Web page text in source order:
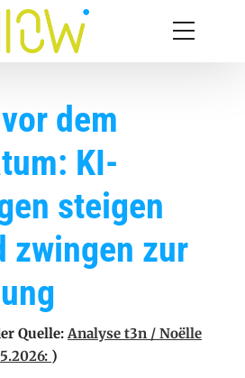
dem
KI-
steigen
zwingen zur
Quelle:Analyse t3n / Noëlle
)